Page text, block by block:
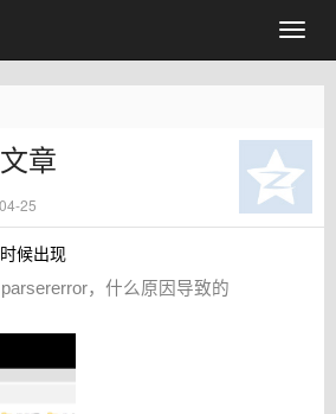
章
25
候出现
，什么原因导致的